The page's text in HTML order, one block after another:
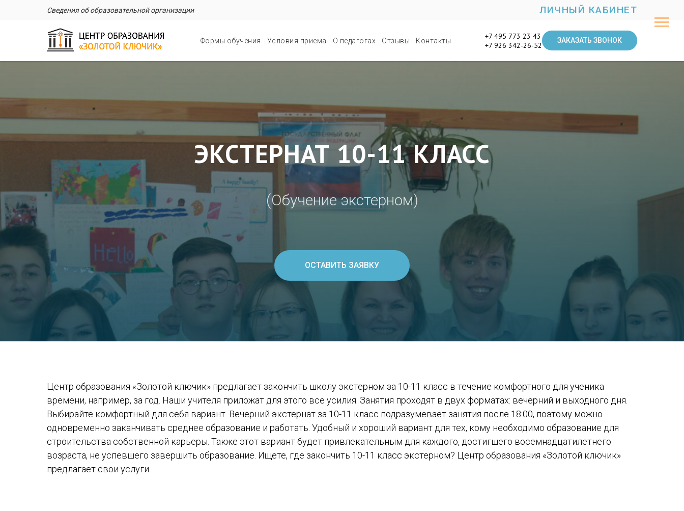
Сведения об образовательной организации ЛИЧНЫЙ КАБИНЕТ
Формы обучения Условия приема О педагогах Отзывы Контакты
+7 495 773 23 43
+7 926 342-26-52
ЗАКАЗАТЬ ЗВОНОК
ЭКСТЕРНАТ 10-11 КЛАСС
(Обучение экстерном)
ОСТАВИТЬ ЗАЯВКУ
Центр образования «Золотой ключик» предлагает закончить школу экстерном за 10-11 класс в течение комфортного для ученика
времени, например, за год. Наши учителя приложат для этого все усилия. Занятия проходят в двух форматах: вечерний и выходного дня.
Выбирайте комфортный для себя вариант. Вечерний экстернат за 10-11 класс подразумевает занятия после 18:00, поэтому можно
одновременно заканчивать среднее образование и работать. Удобный и хороший вариант для тех, кому необходимо образование для
строительства собственной карьеры. Также этот вариант будет привлекательным для каждого, достигшего восемнадцатилетнего
возраста, не успевшего завершить образование. Ищете, где закончить 10-11 класс экстерном? Центр образования «Золотой ключик»
предлагает свои услуги.